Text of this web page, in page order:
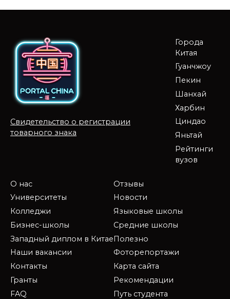
Свидетельство о регистрации
товарного знака
Города
Китая
Гуанчжоу
Пекин
Шанхай
Харбин
Циндао
Яньтай
Рейтинги
вузов
О нас
Университеты
Колледжи
Бизнес-школы
Западный диплом в Китае
Наши вакансии
Контакты
Гранты
FAQ
Отзывы
Новости
Языковые школы
Средние школы
Полезно
Фоторепортажи
Карта сайта
Рекомендации
Путь студента